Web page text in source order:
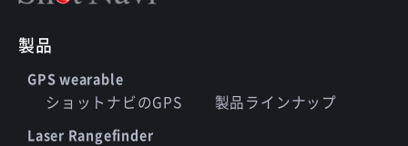
製品
GPS wearable
ショットナビのGPS 製品ラインナップ
Laser Rangefinder